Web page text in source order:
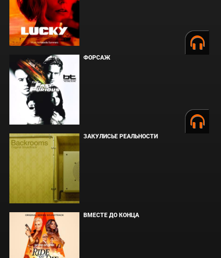
ФОРСАЖ
ЗАКУЛИСЬЕ РЕАЛЬНОСТИ
ВМЕСТЕ ДО КОНЦА